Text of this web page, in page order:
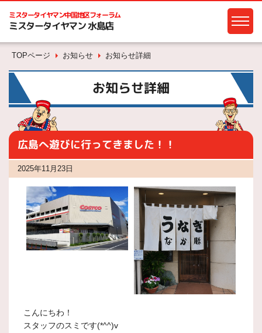
ミスタータイヤマン中国地区フォーラム
ミスタータイヤマン 水島店
TOPページ お知らせ お知らせ詳細
お知らせ詳細
広島へ遊びに行ってきました！！
2025年11月23日
こんにちわ！
スタッフのスミです(*^^)v